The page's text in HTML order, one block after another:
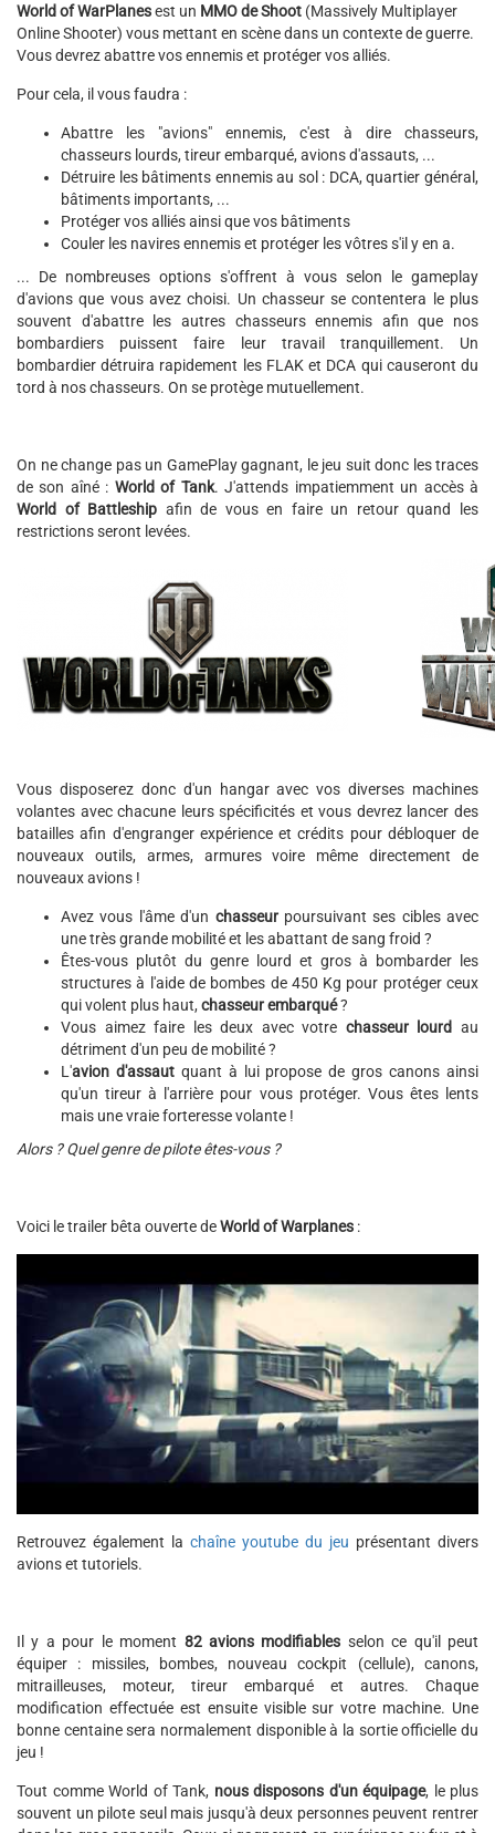
World of WarPlanesest un MMO de Shoot (Massively Multiplayer
Online Shooter) vous mettant en scène dans un contexte de guerre.
Vous devrez abattre vos ennemis et protéger vos alliés.
Pour cela, il vous faudra :
Abattre les "avions" ennemis, c'est à dire chasseurs,
chasseurs lourds, tireur embarqué, avions d'assauts, ...
Détruire les bâtiments ennemis au sol : DCA, quartier général,
bâtiments importants, ...
Protéger vos alliés ainsi que vos bâtiments
Couler les navires ennemis et protéger les vôtres s'il y en a.
... De nombreuses options s'offrent à vous selon le gameplay
d'avions que vous avez choisi. Un chasseur se contentera le plus
souvent d'abattre les autres chasseurs ennemis afin que nos
bombardiers puissent faire leur travail tranquillement. Un
bombardier détruira rapidement les FLAK et DCA qui causeront du
tord à nos chasseurs. On se protège mutuellement.
On ne change pas un GamePlay gagnant, le jeu suit donc les traces
de son aîné : World of Tank. J'attends impatiemment un accès à
World of Battleship afin de vous en faire un retour quand les
restrictions seront levées.
Vous disposerez donc d'un hangar avec vos diverses machines
volantes avec chacune leurs spécificités et vous devrez lancer des
batailles afin d'engranger expérience et crédits pour débloquer de
nouveaux outils, armes, armures voire même directement de
nouveaux avions !
Avez vous l'âme d'un chasseurpoursuivant ses cibles avec
une très grande mobilité et les abattant de sang froid ?
Êtes-vous plutôt du genre lourd et gros à bombarder les
structures à l'aide de bombes de 450 Kg pour protéger ceux
qui volent plus haut, chasseur embarqué?
Vous aimez faire les deux avec votre chasseur lourd
au
détriment d'un peu de mobilité ?
L'avion d'assautquant à lui propose de gros canons ainsi
qu'un tireur à l'arrière pour vous protéger. Vous êtes lents
mais une vraie forteresse volante !
Alors ? Quel genre de pilote êtes-vous ?
Voici le trailer bêta ouverte deWorld of Warplanes :
Retrouvez également la chaîne youtube du jeu présentant divers
avions et tutoriels.
Il y a pour le moment 82 avions modifiables selon ce qu'il peut
équiper : missiles, bombes, nouveau cockpit (cellule), canons,
mitrailleuses, moteur, tireur embarqué et autres. Chaque
modification effectuée est ensuite visible sur votre machine. Une
bonne centaine sera normalement disponible à la sortie officielle du
jeu !
Tout comme World of Tank, nous disposons d'un équipage, le plus
souvent un pilote seul mais jusqu'à deux personnes peuvent rentrer